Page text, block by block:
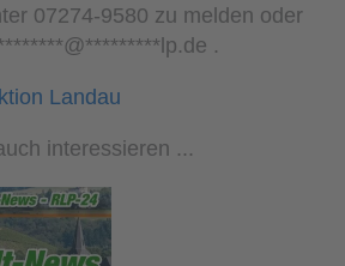
07274-9580 zu melden oder
@*********lp.de .
Landau
interessieren ...